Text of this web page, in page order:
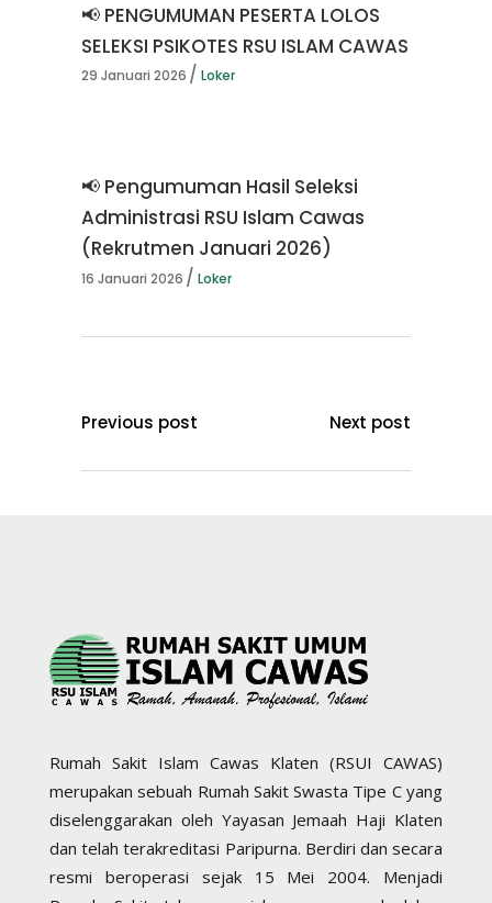
📢 PENGUMUMAN PESERTA LOLOS
SELEKSI PSIKOTES RSU ISLAM CAWAS
29 Januari 2026 Loker
📢 Pengumuman Hasil Seleksi
Administrasi RSU Islam Cawas
(Rekrutmen Januari 2026)
16 Januari 2026 Loker
Previous post Next post
Rumah Sakit Islam Cawas Klaten (RSUI CAWAS)
merupakan sebuah Rumah Sakit Swasta Tipe C yang
diselenggarakan oleh Yayasan Jemaah Haji Klaten
dan telah terakreditasi Paripurna. Berdiri dan secara
resmi beroperasi sejak 15 Mei 2004. Menjadi